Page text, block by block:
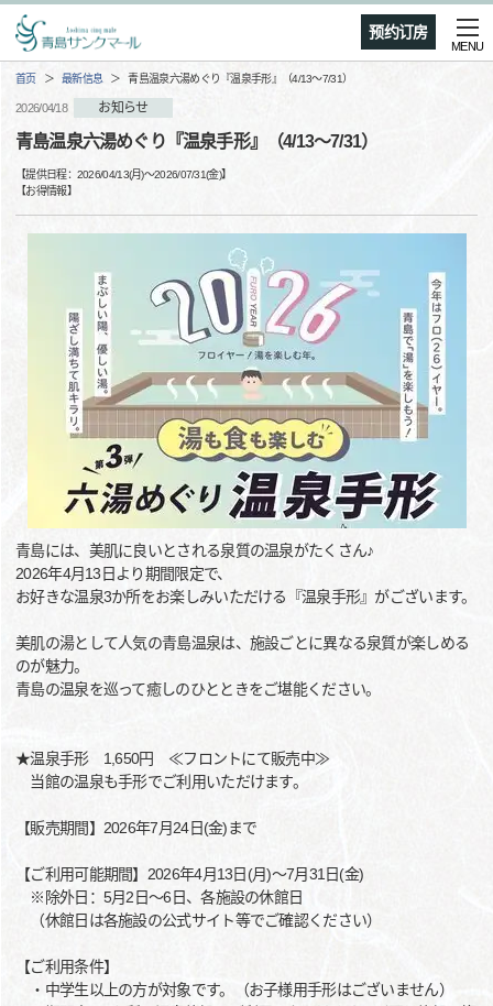
预约订房
MENU
首页 最新信息 青島温泉六湯めぐり『温泉手形』（4/13～7/31）
2026/04/18 お知らせ
青島温泉六湯めぐり『温泉手形』（4/13～7/31）
【提供日程： 2026/04/13(月)〜2026/07/31(金)】
【お得情報】
青島には、美肌に良いとされる泉質の温泉がたくさん♪
2026年4月13日より期間限定で、
お好きな温泉3か所をお楽しみいただける『温泉手形』がございます。
美肌の湯として人気の青島温泉は、施設ごとに異なる泉質が楽しめる
のが魅力。
青島の温泉を巡って癒しのひとときをご堪能ください。
★温泉手形 1,650円 ≪フロントにて販売中≫
当館の温泉も手形でご利用いただけます。
【販売期間】2026年7月24日(金)まで
【ご利用可能期間】2026年4月13日(月)～7月31日(金)
※除外日：5月2日～6日、各施設の休館日
（休館日は各施設の公式サイト等でご確認ください）
【ご利用条件】
・中学生以上の方が対象です。（お子様用手形はございません）